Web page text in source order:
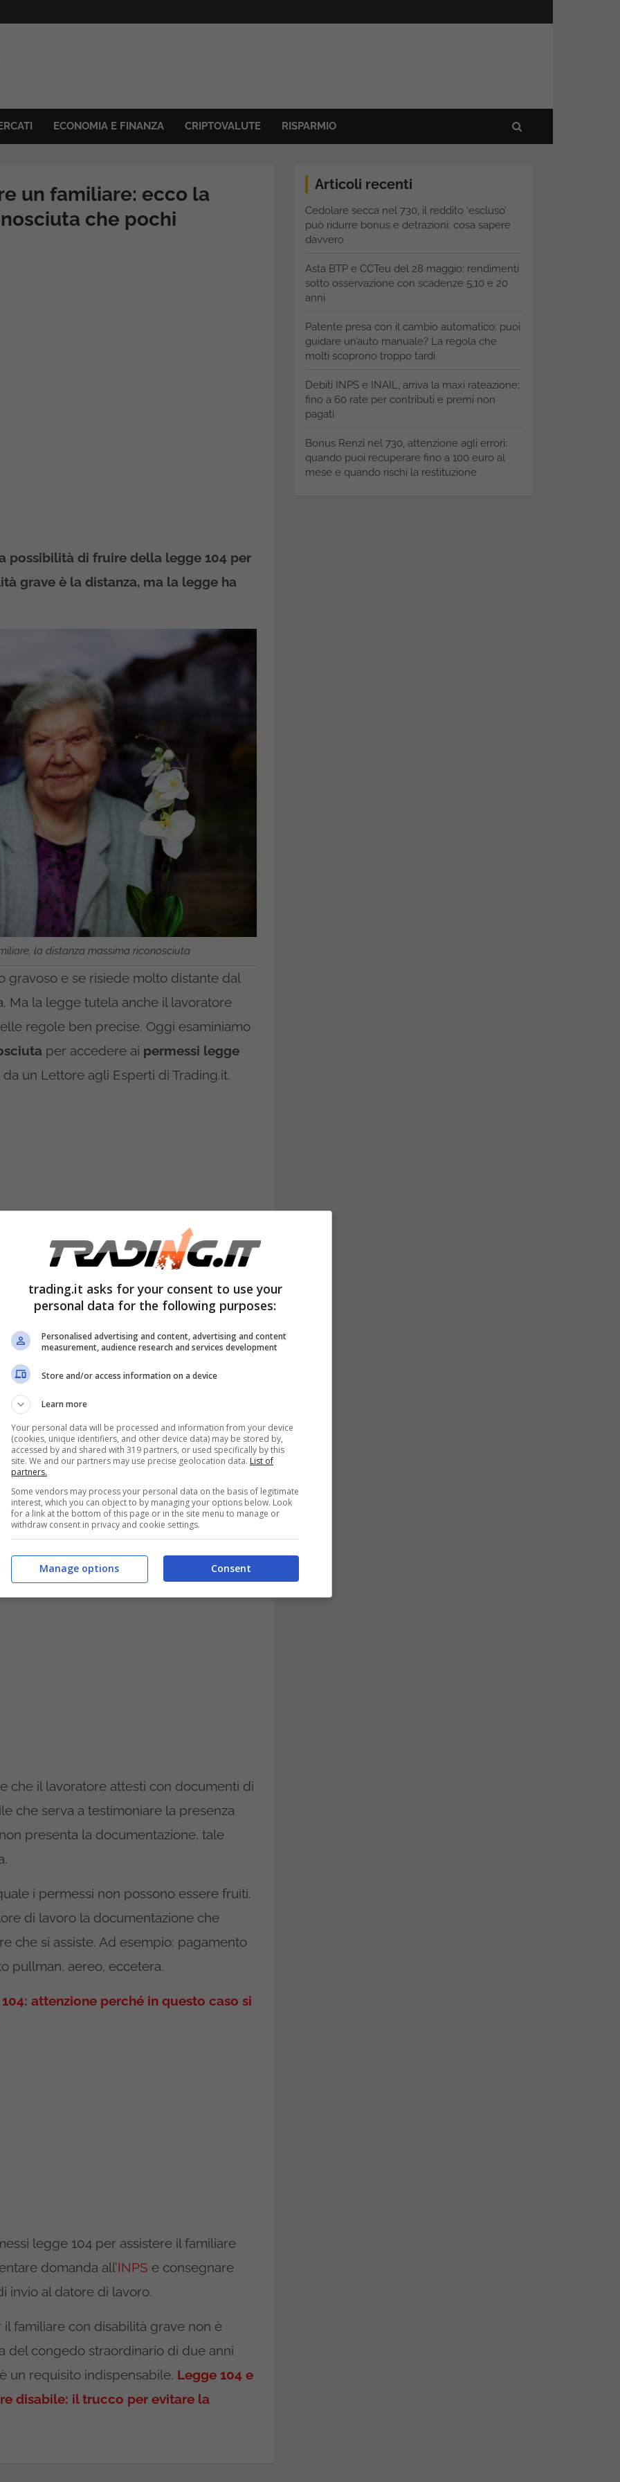
ECONOMIA E FINANZA CRIPTOVALUTE RISPARMIO
un familiare: ecco la
che pochi
possibilità di fruire della legge 104 per
grave è la distanza, ma la legge ha
la distanza massima riconosciuta
gravoso e se risiede molto distante dal
Ma la legge tutela anche il lavoratore
regole ben precise. Oggi esaminiamo
per accedere ai permessi legge
un Lettore agli Esperti di Trading.it.
un familiare: ecco la
con
fruire di tre giorni di permesso al mese.
ore, ad esempio due ore al giorno per
alle sei ore, il permesso al giorno si
per assentarsi dal lavoro, per
Però, il lavoratore se dista più di
ha sempre diritto ai permessi legge
che il lavoratore attesti con documenti di
che serva a testimoniare la presenza
presenta la documentazione, tale
i permessi non possono essere fruiti.
di lavoro la documentazione che
che si assiste. Ad esempio: pagamento
pullman, aereo, eccetera.
attenzione perché in questo caso si
legge 104 per assistere il familiare
domanda all’INPS e consegnare
invio al datore di lavoro.
familiare con disabilità grave non è
del congedo straordinario di due anni
un requisito indispensabile. Legge 104 e
disabile: il trucco per evitare la
Articoli recenti
Cedolare secca nel 730, il reddito ‘escluso’
può ridurre bonus e detrazioni: cosa sapere
davvero
Asta BTP e CCTeu del 28 maggio: rendimenti
sotto osservazione con scadenze 5,10 e 20
anni
Patente presa con il cambio automatico: puoi
guidare un’auto manuale? La regola che
molti scoprono troppo tardi
Debiti INPS e INAIL, arriva la maxi rateazione:
fino a 60 rate per contributi e premi non
pagati
Bonus Renzi nel 730, attenzione agli errori:
quando puoi recuperare fino a 100 euro al
mese e quando rischi la restituzione
trading.it asks for your consent to use your
personal data for the following purposes:
Personalised advertising and content, advertising and content
measurement, audience research and services development
Store and/or access information on a device
Learn more
Your personal data will be processed and information from your device
(cookies, unique identifiers, and other device data) may be stored by,
accessed by and shared with 319 partners, or used specifically by this
site. We and our partners may use precise geolocation data. List of
partners.
Some vendors may process your personal data on the basis of legitimate
interest, which you can object to by managing your options below. Look
for a link at the bottom of this page or in the site menu to manage or
withdraw consent in privacy and cookie settings.
Consent
Manage options